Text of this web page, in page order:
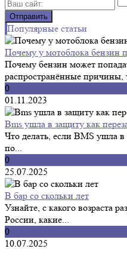
Популярные статьи
Почему у мотоблока бензин
Почему бензин может
распространённые причины,
0
01.11.2023
Bms ушла в защиту как
Что делать, если BMS ушла
по...
0
25.07.2025
В бар со скольки лет
Узнайте, с какого возраста
России, какие...
0
10.07.2025